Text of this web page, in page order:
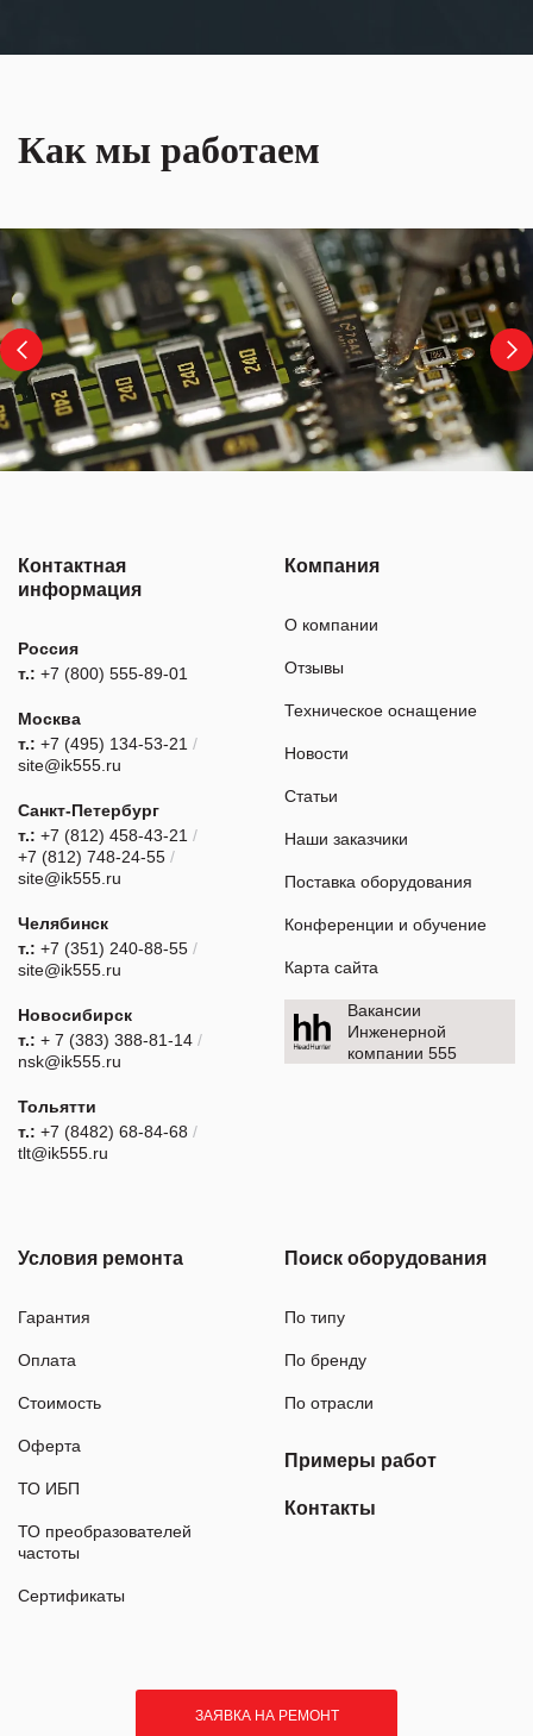
Как мы работаем
Контактная
информация
Россия
т.: +7 (800) 555-89-01
Москва
т.: +7 (495) 134-53-21 /
site@ik555.ru
Санкт-Петербург
т.: +7 (812) 458-43-21 /
+7 (812) 748-24-55 /
site@ik555.ru
Челябинск
т.: +7 (351) 240-88-55 /
site@ik555.ru
Новосибирск
т.: + 7 (383) 388-81-14 /
nsk@ik555.ru
Тольятти
т.: +7 (8482) 68-84-68 /
tlt@ik555.ru
Компания
О компании
Отзывы
Техническое оснащение
Новости
Статьи
Наши заказчики
Поставка оборудования
Конференции и обучение
Карта сайта
Вакансии
Инженерной
компании 555
Условия ремонта
Гарантия
Оплата
Стоимость
Оферта
ТО ИБП
ТО преобразователей
частоты
Сертификаты
Поиск оборудования
По типу
По бренду
По отрасли
Примеры работ
Контакты
ЗАЯВКА НА РЕМОНТ